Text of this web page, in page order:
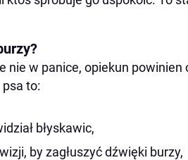
nie w panice, opiekun powinien
to:
błyskawic,
by zagłuszyć dźwięki burzy,